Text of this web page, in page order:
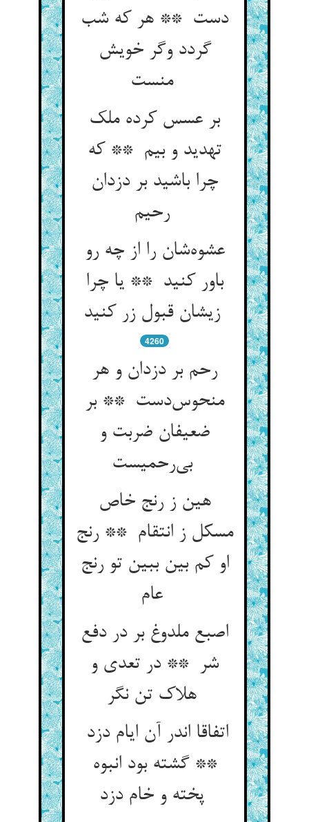
دست ** هر که شب
گردد وگر خویش
منست
بر عسس کرده ملک
تهدید و بیم ** که
چرا باشید بر دزدان
عشوه‌شان را از چه رو
باور کنید ** یا چرا
4260
رحم بر دزدان و هر
منحوس‌دست ** بر
ضعیفان ضربت و
بی‌رحمیست
هین ز رنج خاص
مسکل ز انتقام ** رنج
او کم بین ببین تو رنج
اصبع ملدوغ بر در دفع
شر ** در تعدی و
اتفاقا اندر آن ایام دزد
** گشته بود انبوه